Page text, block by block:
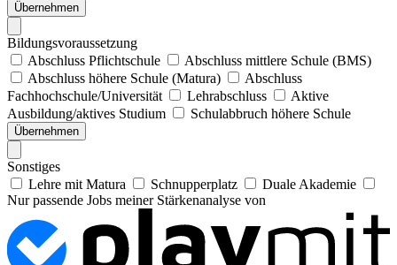
Übernehmen
Bildungsvoraussetzung
Abschluss Pflichtschule
Abschluss mittlere Schule (BMS)
Abschluss höhere Schule (Matura)
Abschluss
Fachhochschule/Universität
Lehrabschluss
Aktive
Ausbildung/aktives Studium
Schulabbruch höhere Schule
Übernehmen
Sonstiges
Lehre mit Matura
Schnupperplatz
Duale Akademie
Nur passende Jobs meiner Stärkenanalyse von